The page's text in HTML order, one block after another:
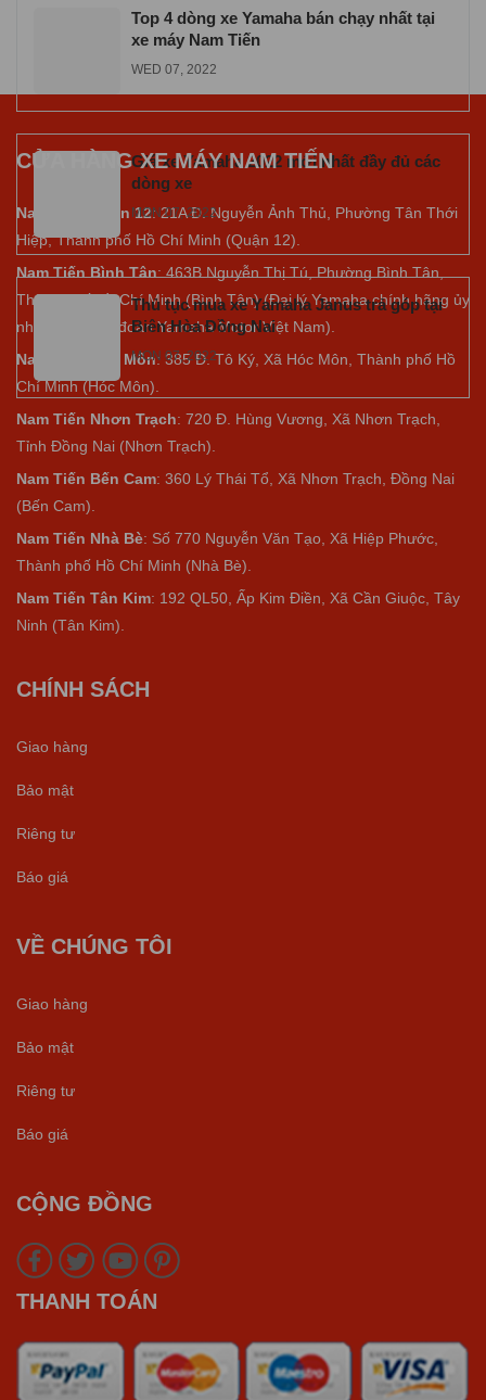
Top 4 dòng xe Yamaha bán chạy nhất tại
xe máy Nam Tiến
WED 07, 2022
Giá xe Yamaha 2022 mới nhất đầy đủ các
dòng xe
MON 07, 2022
Thủ tục mua xe Yamaha Janus trả góp tại
Biên Hòa Đồng Nai
MON 07, 2022
CỬA HÀNG XE MÁY NAM TIẾN
Nam Tiến Quận 12: 21A Đ. Nguyễn Ảnh Thủ, Phường Tân Thới
Hiệp, Thành phố Hồ Chí Minh (Quận 12).
Nam Tiến Bình Tân: 463B Nguyễn Thị Tú, Phường Bình Tân,
Thành phố Hồ Chí Minh (Bình Tân) (Đại lý Yamaha chính hãng ủy
nhiệm của tập đoàn Yamaha Motor Việt Nam).
Nam Tiến Hóc Môn: 385 Đ. Tô Ký, Xã Hóc Môn, Thành phố Hồ
Chí Minh (Hóc Môn).
Nam Tiến Nhơn Trạch: 720 Đ. Hùng Vương, Xã Nhơn Trạch,
Tỉnh Đồng Nai (Nhơn Trạch).
Nam Tiến Bến Cam: 360 Lý Thái Tổ, Xã Nhơn Trạch, Đồng Nai
(Bến Cam).
Nam Tiến Nhà Bè: Số 770 Nguyễn Văn Tạo, Xã Hiệp Phước,
Thành phố Hồ Chí Minh (Nhà Bè).
Nam Tiến Tân Kim: 192 QL50, Ấp Kim Điền, Xã Cần Giuộc, Tây
Ninh (Tân Kim).
CHÍNH SÁCH
Giao hàng
Bảo mật
Riêng tư
Báo giá
VỀ CHÚNG TÔI
Giao hàng
Bảo mật
Riêng tư
Báo giá
CỘNG ĐỒNG
THANH TOÁN